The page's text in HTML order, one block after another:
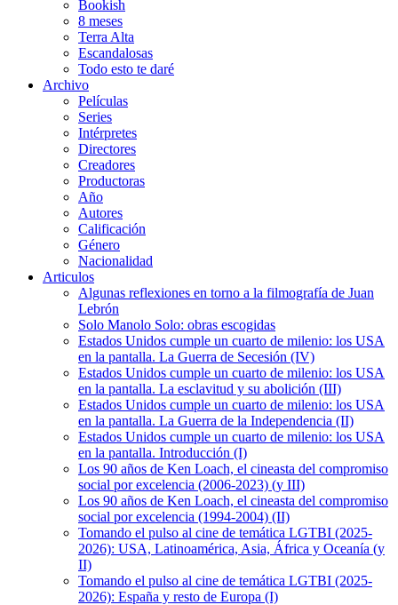
Bookish
8 meses
Terra Alta
Escandalosas
Todo esto te daré
Archivo
Películas
Series
Intérpretes
Directores
Creadores
Productoras
Año
Autores
Calificación
Género
Nacionalidad
Articulos
Algunas reflexiones en torno a la filmografía de Juan
Lebrón
Solo Manolo Solo: obras escogidas
Estados Unidos cumple un cuarto de milenio: los USA
en la pantalla. La Guerra de Secesión (IV)
Estados Unidos cumple un cuarto de milenio: los USA
en la pantalla. La esclavitud y su abolición (III)
Estados Unidos cumple un cuarto de milenio: los USA
en la pantalla. La Guerra de la Independencia (II)
Estados Unidos cumple un cuarto de milenio: los USA
en la pantalla. Introducción (I)
Los 90 años de Ken Loach, el cineasta del compromiso
social por excelencia (2006-2023) (y III)
Los 90 años de Ken Loach, el cineasta del compromiso
social por excelencia (1994-2004) (II)
Tomando el pulso al cine de temática LGTBI (2025-
2026): USA, Latinoamérica, Asia, África y Oceanía (y
II)
Tomando el pulso al cine de temática LGTBI (2025-
2026): España y resto de Europa (I)